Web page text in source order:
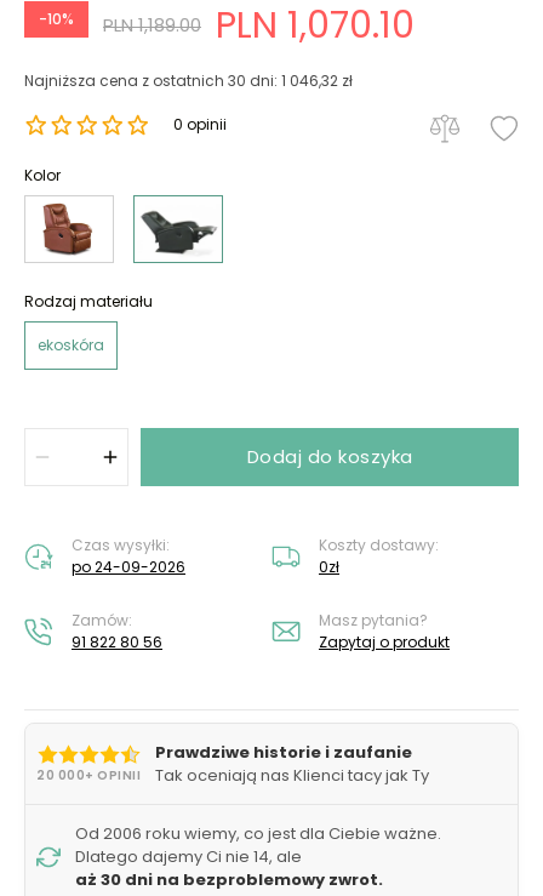
-10% PLN 1,189.00 PLN 1,070.10
Najniższa cena z ostatnich 30 dni: 1 046,32 zł
0 opinii
Kolor
Rodzaj materiału
ekoskóra
Dodaj do koszyka
Czas wysyłki:
po 24-09-2026
Koszty dostawy:
0zł
Zamów:
91 822 80 56
Masz pytania?
Zapytaj o produkt
20 000+ OPINII
Prawdziwe historie i zaufanie
Tak oceniają nas Klienci tacy jak Ty
Od 2006 roku wiemy, co jest dla Ciebie ważne.
Dlatego dajemy Ci nie 14, ale
aż 30 dni na bezproblemowy zwrot.